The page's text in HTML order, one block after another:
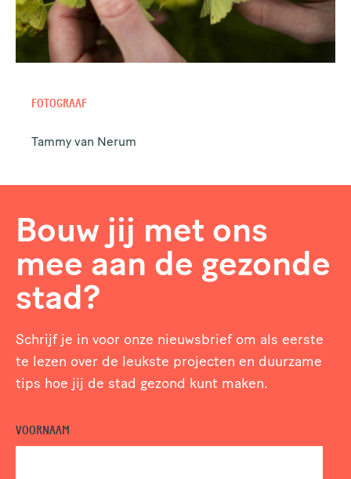
FOTOGRAAF
Tammy van Nerum
Bouw jij met ons
mee aan de gezonde
stad?
Schrijf je in voor onze nieuwsbrief om als eerste
te lezen over de leukste projecten en duurzame
tips hoe jij de stad gezond kunt maken.
VOORNAAM